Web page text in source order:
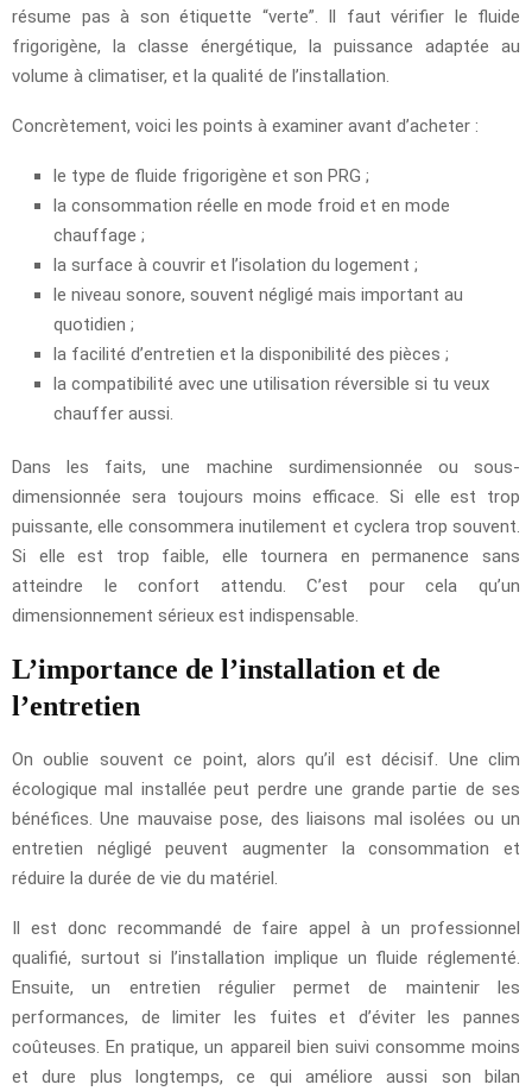
résume pas à son étiquette “verte”. Il faut vérifier le fluide
frigorigène, la classe énergétique, la puissance adaptée au
volume à climatiser, et la qualité de l’installation.
Concrètement, voici les points à examiner avant d’acheter :
le type de fluide frigorigène et son PRG ;
la consommation réelle en mode froid et en mode
chauffage ;
la surface à couvrir et l’isolation du logement ;
le niveau sonore, souvent négligé mais important au
quotidien ;
la facilité d’entretien et la disponibilité des pièces ;
la compatibilité avec une utilisation réversible si tu veux
chauffer aussi.
Dans les faits, une machine surdimensionnée ou sous-
dimensionnée sera toujours moins efficace. Si elle est trop
puissante, elle consommera inutilement et cyclera trop souvent.
Si elle est trop faible, elle tournera en permanence sans
atteindre le confort attendu. C’est pour cela qu’un
dimensionnement sérieux est indispensable.
L’importance de l’installation et de
l’entretien
On oublie souvent ce point, alors qu’il est décisif. Une clim
écologique mal installée peut perdre une grande partie de ses
bénéfices. Une mauvaise pose, des liaisons mal isolées ou un
entretien négligé peuvent augmenter la consommation et
réduire la durée de vie du matériel.
Il est donc recommandé de faire appel à un professionnel
qualifié, surtout si l’installation implique un fluide réglementé.
Ensuite, un entretien régulier permet de maintenir les
performances, de limiter les fuites et d’éviter les pannes
coûteuses. En pratique, un appareil bien suivi consomme moins
et dure plus longtemps, ce qui améliore aussi son bilan